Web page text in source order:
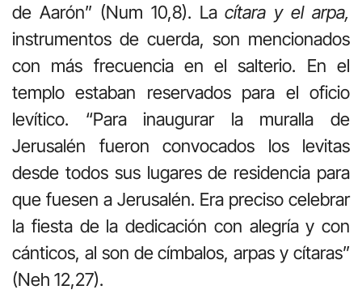
de Aarón” (Num 10,8). Lacítara y el arpa,
instrumentos de cuerda, son mencionados
con más frecuencia en el salterio. En el
templo estaban reservados para el oficio
levítico. “Para inaugurar la muralla de
Jerusalén fueron convocados los levitas
desde todos sus lugares de residencia para
que fuesen a Jerusalén. Era preciso celebrar
la fiesta de la dedicación con alegría y con
cánticos, al son de címbalos, arpas y cítaras”
(Neh 12,27).